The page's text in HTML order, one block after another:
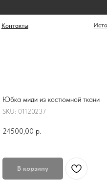
Юбка миди из костюмной ткани
SKU: 01120237
24500,00 р.
В корзину